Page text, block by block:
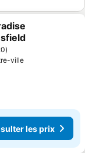
favoris
ville
les prix